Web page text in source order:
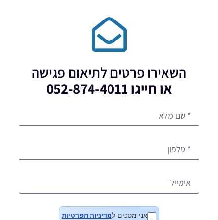
השאירו פרטים לתיאום פגישה
או חייגו 052-874-4011
אני מסכים למדיניות הפרטיות